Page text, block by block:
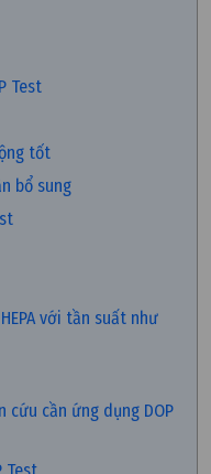
Test
tốt
bổ sung
với tần suất như
cứu cần ứng dụng DOP